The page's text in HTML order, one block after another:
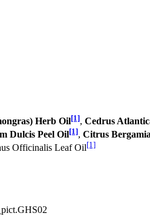
Herb Oil[1], Cedrus
Dulcis Peel Oil[1], Citrus
Officinalis Leaf Oil[1]